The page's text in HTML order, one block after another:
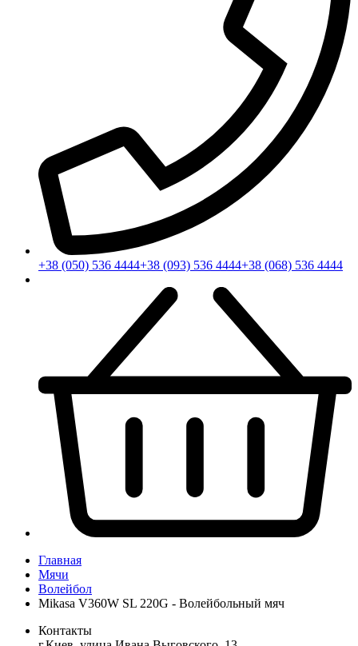
+38 (050) 536 4444+38 (093) 536 4444+38 (068) 536 4444
Главная
Мячи
Волейбол
Mikasa V360W SL 220G - Волейбольный мяч
Контакты